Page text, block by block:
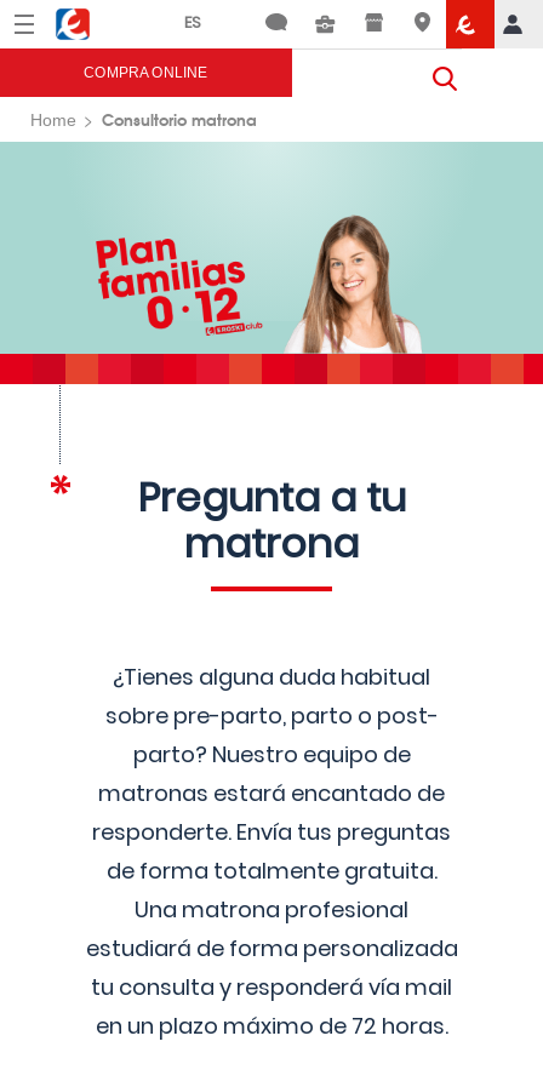
Menú Eroski
COMPRA ONLINE
Home Consultorio matrona
Pregunta a tu
matrona
¿Tienes alguna duda habitual
sobre pre-parto, parto o post-
parto? Nuestro equipo de
matronas estará encantado de
responderte. Envía tus preguntas
de forma totalmente gratuita.
Una matrona profesional
estudiará de forma personalizada
tu consulta y responderá vía mail
en un plazo máximo de 72 horas.